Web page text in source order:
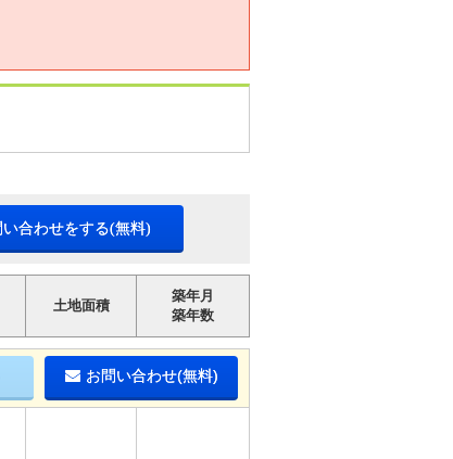
合わせをする(無料)
土地面積
築年月
築年数
お問い合わせ(無料)